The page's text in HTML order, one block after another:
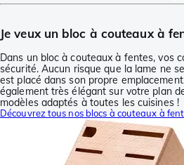
Je veux un bloc à couteaux à
Dans un bloc à couteaux à fentes, vos
sécurité. Aucun risque que la lame ne
est placé dans son propre
également très élégant sur votre plan
modèles adaptés à toutes les cuisines !
Découvrez tous nos blocs à couteaux à